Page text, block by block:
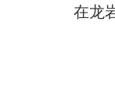
在龙岩